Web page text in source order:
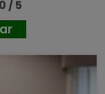
/ 5